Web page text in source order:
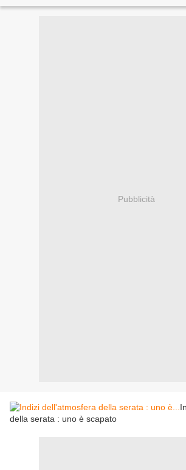
Pubblicità
della serata : uno è scapato